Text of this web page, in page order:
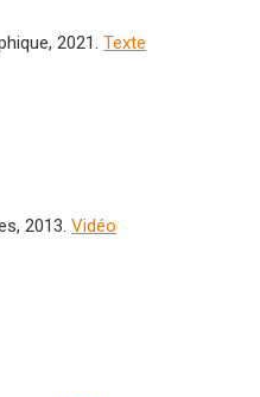
2021.Texte
2013.Vidéo